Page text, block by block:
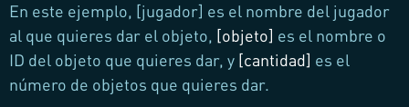
En este ejemplo, [jugador] es el nombre del jugador
al que quieres dar el objeto, [objeto] es el nombre o
ID del objeto que quieres dar, y [cantidad] es el
número de objetos que quieres dar.